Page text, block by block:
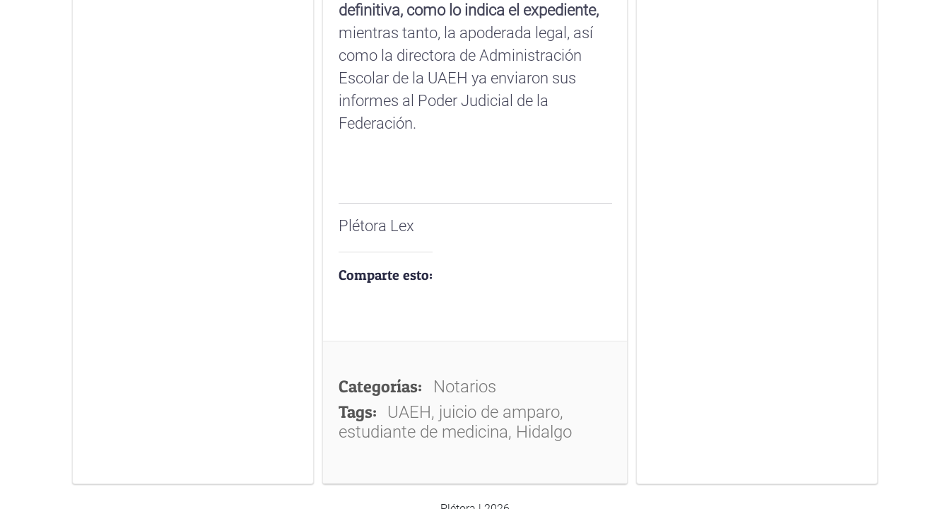
definitiva, como lo indica el expediente,
mientras tanto, la apoderada legal, así
como la directora de Administración
Escolar de la UAEH ya enviaron sus
informes al Poder Judicial de la
Federación.
Plétora Lex
Comparte esto:
Categorías: Notarios
Tags:
UAEH, juicio de amparo,
estudiante de medicina, Hidalgo